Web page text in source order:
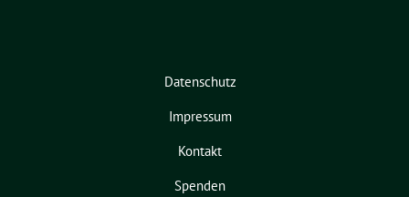
Datenschutz
Impressum
Kontakt
Spenden